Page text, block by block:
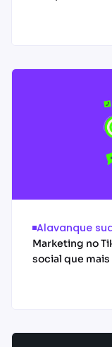
Acessar
Alavanque
Marketing no
social que
Acessar